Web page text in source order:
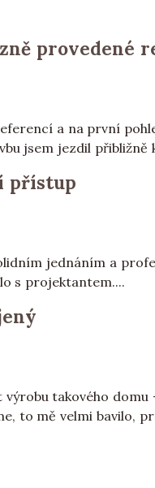
provedené
a na první
jsem jezdil přibližně
přístup
jednáním a
s projektantem....
takového
to mě velmi bavilo,